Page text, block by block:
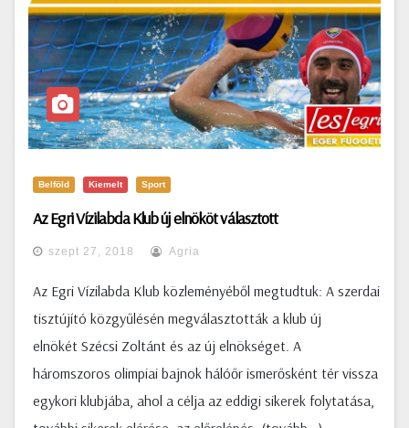
Belföld Kiemelt Sport
Az Egri Vízilabda Klub új elnököt választott
szept 27, 2018 Agria
Az Egri Vízilabda Klub közleményéből megtudtuk: A szerdai
tisztújító közgyűlésén megválasztották a klub új
elnökét Szécsi Zoltánt és az új elnökséget. A
háromszoros olimpiai bajnok hálóőr ismerősként tér vissza
egykori klubjába, ahol a célja az eddigi sikerek folytatása,